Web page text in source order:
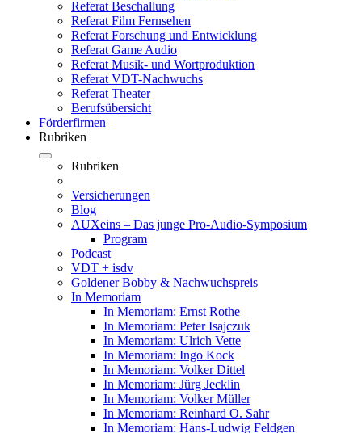
Referat Beschallung
Referat Film Fernsehen
Referat Forschung und Entwicklung
Referat Game Audio
Referat Musik- und Wortproduktion
Referat VDT-Nachwuchs
Referat Theater
Berufsübersicht
Förderfirmen
Rubriken
Rubriken
Versicherungen
Blog
AUXeins – Das junge Pro-Audio-Symposium
Program
Podcast
VDT + isdv
Goldener Bobby & Nachwuchspreis
In Memoriam
In Memoriam: Ernst Rothe
In Memoriam: Peter Isajczuk
In Memoriam: Ulrich Vette
In Memoriam: Ingo Kock
In Memoriam: Volker Dittel
In Memoriam: Jürg Jecklin
In Memoriam: Volker Müller
In Memoriam: Reinhard O. Sahr
In Memoriam: Hans-Ludwig Feldgen